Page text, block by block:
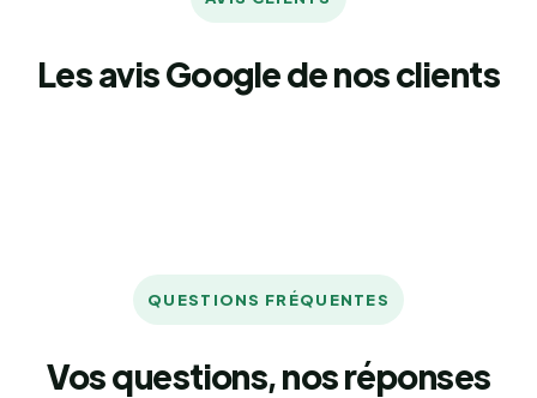
Les avis Google de nos clients
QUESTIONS FRÉQUENTES
Vos questions, nos réponses